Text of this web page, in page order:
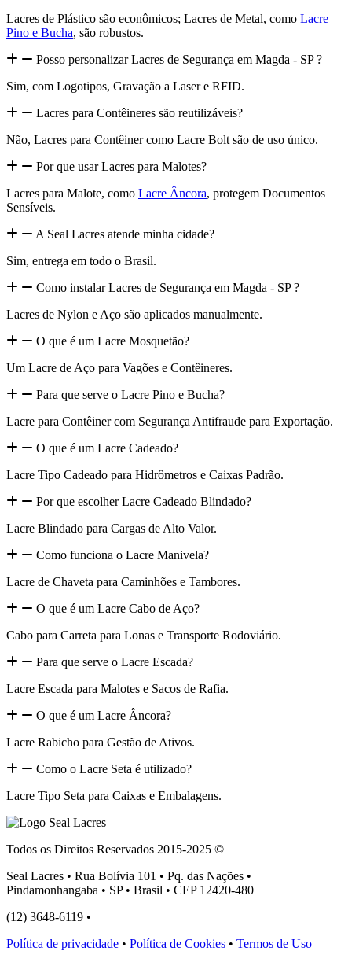
Lacres de Plástico são econômicos; Lacres de Metal, como Lacre
Pino e Bucha, são robustos.
Posso personalizar Lacres de Segurança em Magda - SP ?
Sim, com Logotipos, Gravação a Laser e RFID.
Lacres para Contêineres são reutilizáveis?
Não, Lacres para Contêiner como Lacre Bolt são de uso único.
Por que usar Lacres para Malotes?
Lacres para Malote, como Lacre Âncora, protegem Documentos
Sensíveis.
A Seal Lacres atende minha cidade?
Sim, entrega em todo o Brasil.
Como instalar Lacres de Segurança em Magda - SP ?
Lacres de Nylon e Aço são aplicados manualmente.
O que é um Lacre Mosquetão?
Um Lacre de Aço para Vagões e Contêineres.
Para que serve o Lacre Pino e Bucha?
Lacre para Contêiner com Segurança Antifraude para Exportação.
O que é um Lacre Cadeado?
Lacre Tipo Cadeado para Hidrômetros e Caixas Padrão.
Por que escolher Lacre Cadeado Blindado?
Lacre Blindado para Cargas de Alto Valor.
Como funciona o Lacre Manivela?
Lacre de Chaveta para Caminhões e Tambores.
O que é um Lacre Cabo de Aço?
Cabo para Carreta para Lonas e Transporte Rodoviário.
Para que serve o Lacre Escada?
Lacre Escada para Malotes e Sacos de Rafia.
O que é um Lacre Âncora?
Lacre Rabicho para Gestão de Ativos.
Como o Lacre Seta é utilizado?
Lacre Tipo Seta para Caixas e Embalagens.
Todos os Direitos Reservados 2015-2025 ©
Seal Lacres • Rua Bolívia 101 • Pq. das Nações •
Pindamonhangaba • SP • Brasil • CEP 12420-480
(12) 3648-6119 •
Política de privacidade • Política de Cookies • Termos de Uso